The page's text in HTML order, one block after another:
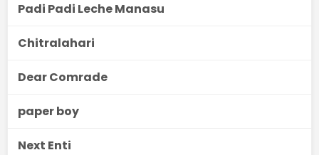
Padi Padi Leche Manasu
Chitralahari
Dear Comrade
paper boy
Next Enti